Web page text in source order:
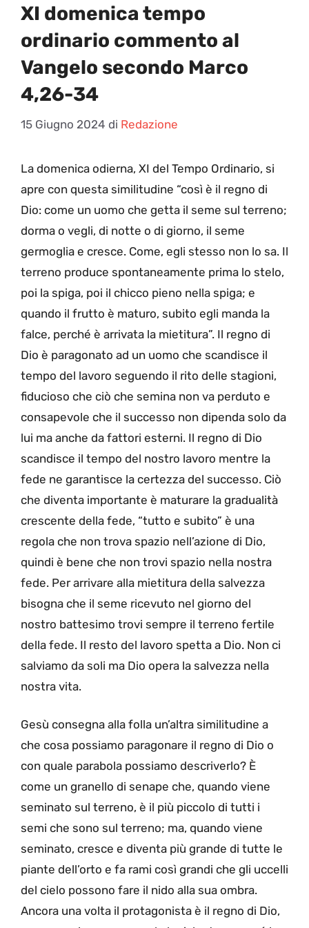
XI domenica tempo
ordinario commento al
Vangelo secondo Marco
4,26-34
15 Giugno 2024 di Redazione
La domenica odierna, XI del Tempo Ordinario, si
apre con questa similitudine “così è il regno di
Dio: come un uomo che getta il seme sul terreno;
dorma o vegli, di notte o di giorno, il seme
germoglia e cresce. Come, egli stesso non lo sa. Il
terreno produce spontaneamente prima lo stelo,
poi la spiga, poi il chicco pieno nella spiga; e
quando il frutto è maturo, subito egli manda la
falce, perché è arrivata la mietitura”. Il regno di
Dio è paragonato ad un uomo che scandisce il
tempo del lavoro seguendo il rito delle stagioni,
fiducioso che ciò che semina non va perduto e
consapevole che il successo non dipenda solo da
lui ma anche da fattori esterni. Il regno di Dio
scandisce il tempo del nostro lavoro mentre la
fede ne garantisce la certezza del successo. Ciò
che diventa importante è maturare la gradualità
crescente della fede, “tutto e subito” è una
regola che non trova spazio nell’azione di Dio,
quindi è bene che non trovi spazio nella nostra
fede. Per arrivare alla mietitura della salvezza
bisogna che il seme ricevuto nel giorno del
nostro battesimo trovi sempre il terreno fertile
della fede. Il resto del lavoro spetta a Dio. Non ci
salviamo da soli ma Dio opera la salvezza nella
nostra vita.
Gesù consegna alla folla un’altra similitudine a
che cosa possiamo paragonare il regno di Dio o
con quale parabola possiamo descriverlo? È
come un granello di senape che, quando viene
seminato sul terreno, è il più piccolo di tutti i
semi che sono sul terreno; ma, quando viene
seminato, cresce e diventa più grande di tutte le
piante dell’orto e fa rami così grandi che gli uccelli
del cielo possono fare il nido alla sua ombra.
Ancora una volta il protagonista è il regno di Dio,